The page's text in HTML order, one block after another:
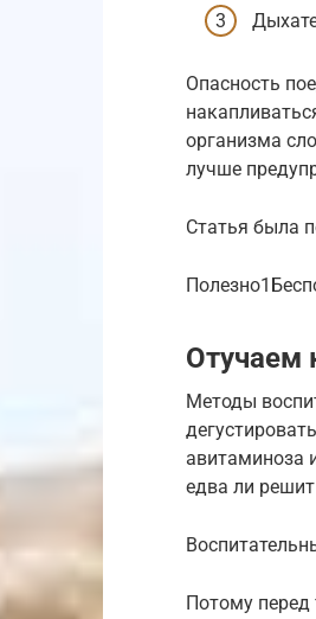
Опасность
организма
лучше
Статья была
Отучаем
Методы
авитаминоза
едва ли
Потому